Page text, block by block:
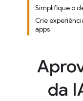
Simplifique o
Crie
apps
da